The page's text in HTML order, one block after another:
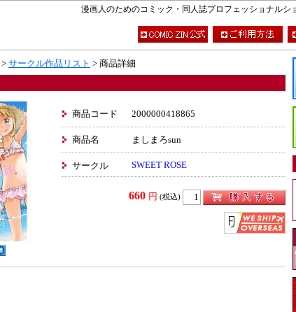
漫画人のためのコミック・同人誌プロフェッショナルシ
> サークル作品リスト > 商品詳細
商品コード 2000000418865
商品名 ましまろsun
サークル SWEET ROSE
660 円 (税込)